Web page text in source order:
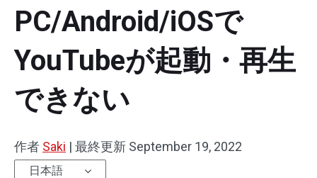
アスペクト比
速度変更/リバース
トリミング/スプリット/クロップ
テキスト/エレメント
動画変換ツール
オンライン動画ダウンロード ツール
PC/Android/iOSで
YouTubeが起動・再生
できない
作者 Saki | 最終更新 September 19, 2022
日本語